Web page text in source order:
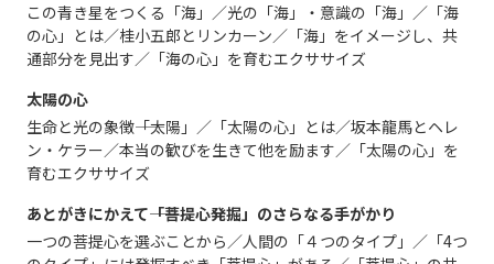
この青き星をつくる「海」／光の「海」・意識の「海」／「海
の心」とは／桂小五郎とリンカーン／「海」をイメージし、共
通部分を見出す／「海の心」を育むエクササイズ
太陽の心
生命と光の象徴――「太陽」／「太陽の心」とは／坂本龍馬とヘレ
ン・ケラー／本当の歓びを生きて他を励ます／「太陽の心」を
育むエクササイズ
あとがきにかえて――「菩提心発掘」のさらなる手がかり
一つの菩提心を選ぶことから／人間の「４つのタイプ」／「4つ